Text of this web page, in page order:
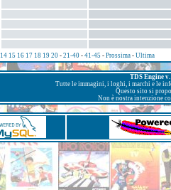
14 15 16 17 18 19 20 - 21-40 - 41-45 - Prossima - Ultima
TDS Engine
Tutte le immagini, i loghi, i marchi e le
Questo sito si
Non è nostra intenzione